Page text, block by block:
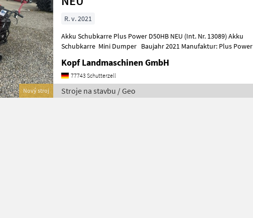
Nový stroj
R. v. 2021
Akku Schubkarre Plus Power D50HB NEU (Int. Nr. 13089) Akku
Schubkarre Mini Dumper Baujahr 2021 Manufaktur: Plus Power
Kopf Landmaschinen GmbH
77743 Schutterzell
Stroje na stavbu / Geo